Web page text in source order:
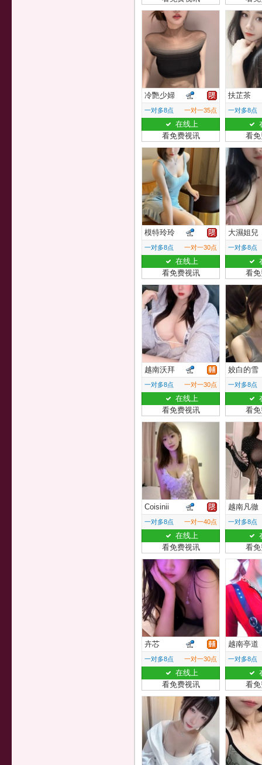
冷艷少婦
一对多8点 一对一35点
在线上
看免费视讯
扶芷茶
一对多8点
看
模特玲玲
一对多8点 一对一30点
在线上
看免费视讯
大濕姐兒
一对多8点
看
越南沃拜
一对多8点 一对一30点
在线上
看免费视讯
姣白的雪
一对多8点
看
Coisinii
一对多8点 一对一40点
在线上
看免费视讯
越南凡徹
一对多8点
看
卉芯
一对多8点 一对一30点
在线上
看免费视讯
越南亭道
一对多8点
看